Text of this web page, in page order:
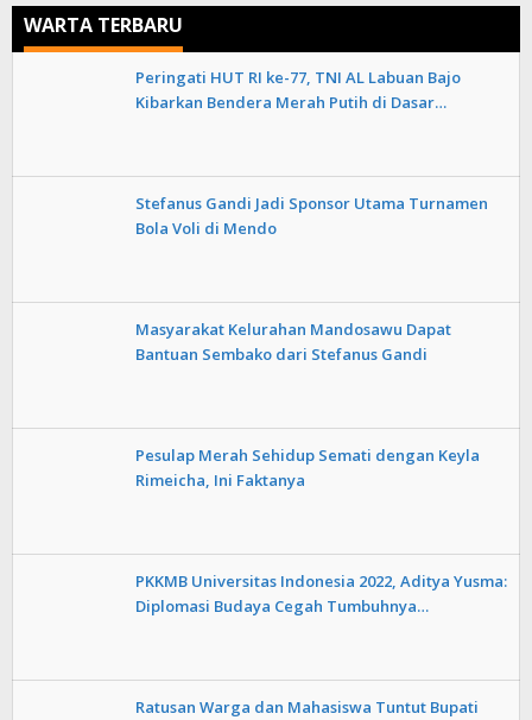
WARTA TERBARU
Peringati HUT RI ke-77, TNI AL Labuan Bajo
Kibarkan Bendera Merah Putih di Dasar…
Stefanus Gandi Jadi Sponsor Utama Turnamen
Bola Voli di Mendo
Masyarakat Kelurahan Mandosawu Dapat
Bantuan Sembako dari Stefanus Gandi
Pesulap Merah Sehidup Semati dengan Keyla
Rimeicha, Ini Faktanya
PKKMB Universitas Indonesia 2022, Aditya Yusma:
Diplomasi Budaya Cegah Tumbuhnya…
Ratusan Warga dan Mahasiswa Tuntut Bupati